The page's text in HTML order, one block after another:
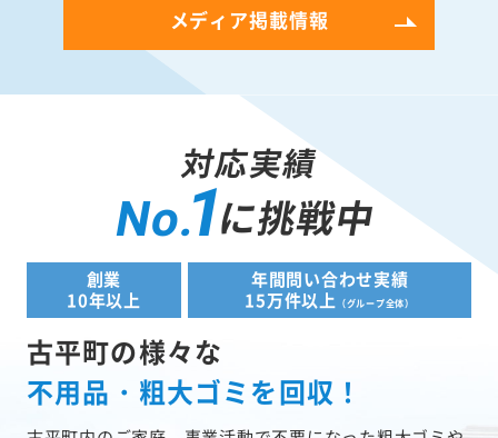
メディア掲載情報
対応実績
No.1に挑戦中
創業
10年以上
年間問い合わせ実績
15万件以上（グループ全体）
古平町の様々な
不用品・粗大ゴミを回収！